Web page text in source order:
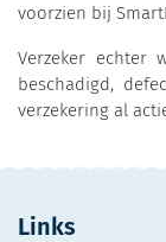
voorzien bij
Verzeker echter
beschadigd,
verzekering al
Links